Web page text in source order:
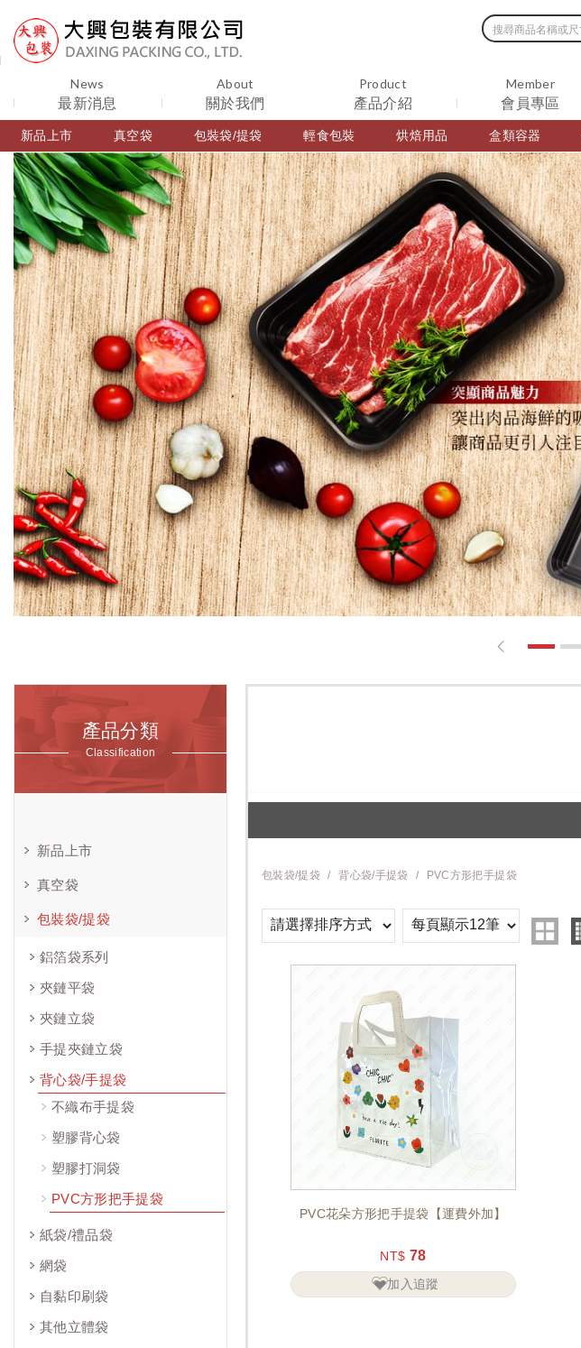
News
最新消息
About
關於我們
Product
產品介紹
新品上市 真空袋 包裝袋/提袋 輕食包裝 烘焙用品 盒類容器
Member
會員專區
1 2
產品分類
Classification
新品上市
真空袋
包裝袋/提袋
鋁箔袋系列
夾鏈平袋
夾鏈立袋
手提夾鏈立袋
背心袋/手提袋
不織布手提袋
塑膠背心袋
塑膠打洞袋
PVC方形把手提袋
紙袋/禮品袋
網袋
自黏印刷袋
其他立體袋
包裝袋/提袋 背心袋/手提袋 PVC方形把手提袋
PVC花朵方形把手提袋【運費外加】
NT$ 78
加入追蹤